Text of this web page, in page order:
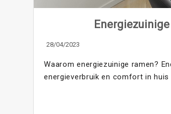
28/04/2023
Waarom energiezuinige ramen?
energieverbruik en comfort in huis